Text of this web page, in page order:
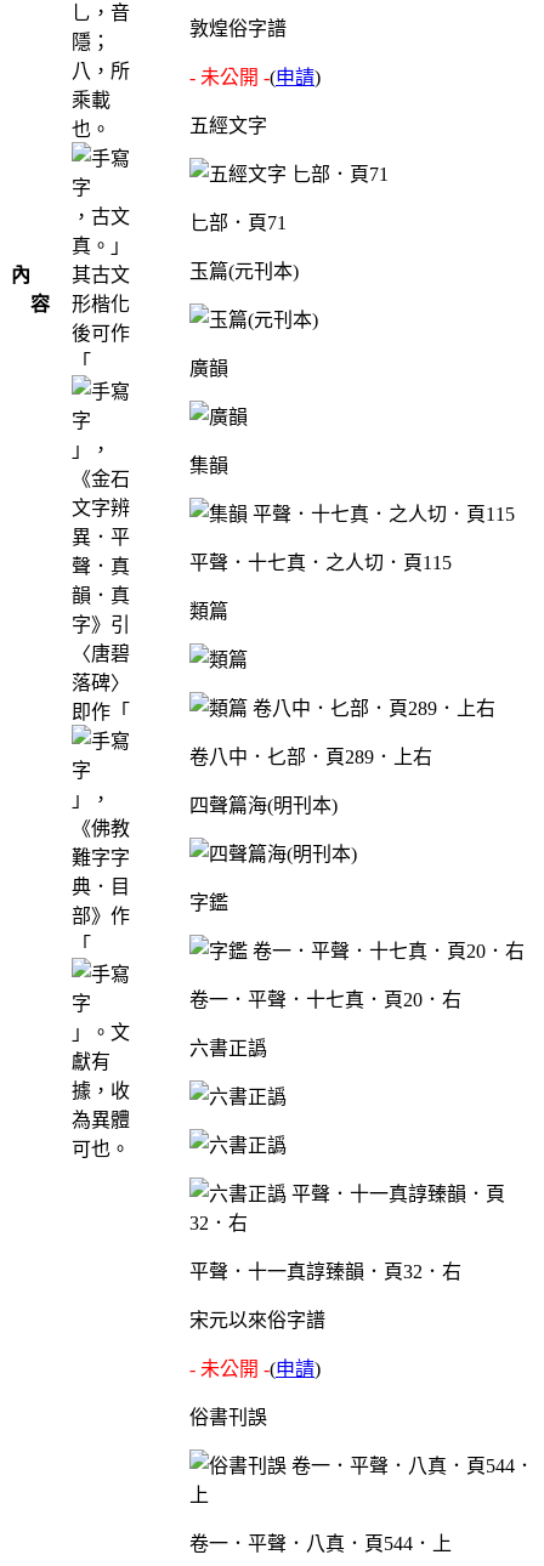
內
容
乚，音
隱；
八，所
乘載
也。
，古文
真。」
其古文
形楷化
後可作
「
」，
《金石
文字辨
異．平
聲．真
韻．真
字》引
〈唐碧
落碑〉
即作「
」，
《佛教
難字字
典．目
部》作
「
」。文
獻有
據，收
為異體
可也。
敦煌俗字譜
- 未公開 -(申請)
五經文字
匕部．頁71
玉篇(元刊本)
廣韻
集韻
平聲．十七真．之人切．頁115
類篇
卷八中．𠤎部．頁289．上右
四聲篇海(明刊本)
字鑑
卷一．平聲．十七真．頁20．右
六書正譌
平聲．十一真諄臻韻．頁32．右
宋元以來俗字譜
- 未公開 -(申請)
俗書刊誤
卷一．平聲．八真．頁544．上